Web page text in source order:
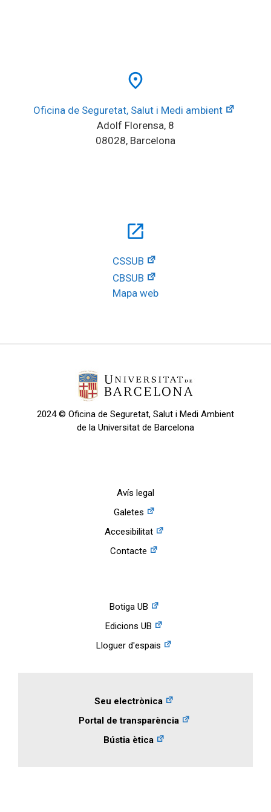
place
Oficina de Seguretat, Salut i Medi ambient
Adolf Florensa, 8
08028, Barcelona
open_in_new
CSSUB
CBSUB
Mapa web
2024 © Oficina de Seguretat, Salut i Medi Ambient
de la Universitat de Barcelona
Avís legal
Galetes
Accesibilitat
Contacte
Botiga UB
Edicions UB
Lloguer d'espais
Seu electrònica
Portal de transparència
Bústia ètica